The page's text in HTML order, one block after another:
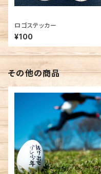
ロゴステッカー
¥100
その他の商品